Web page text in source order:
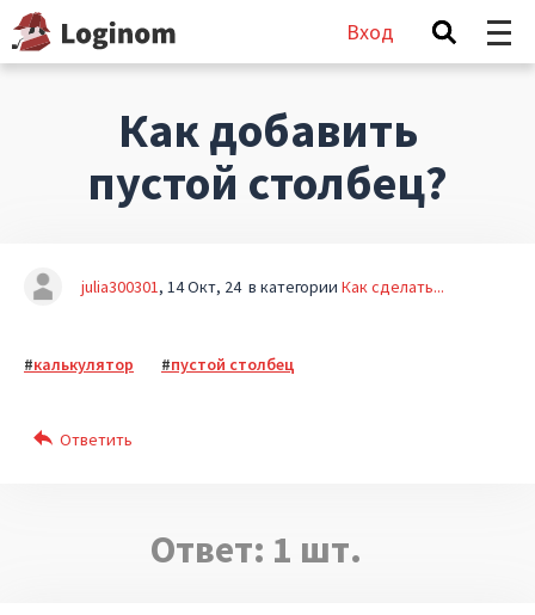
Вход
Как добавить
пустой столбец?
julia300301 14 Окт, 24 в категории Как сделать...
калькулятор пустой столбец
Ответ: 1 шт.